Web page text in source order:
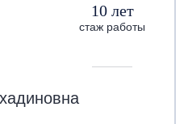
10 лет
стаж работы